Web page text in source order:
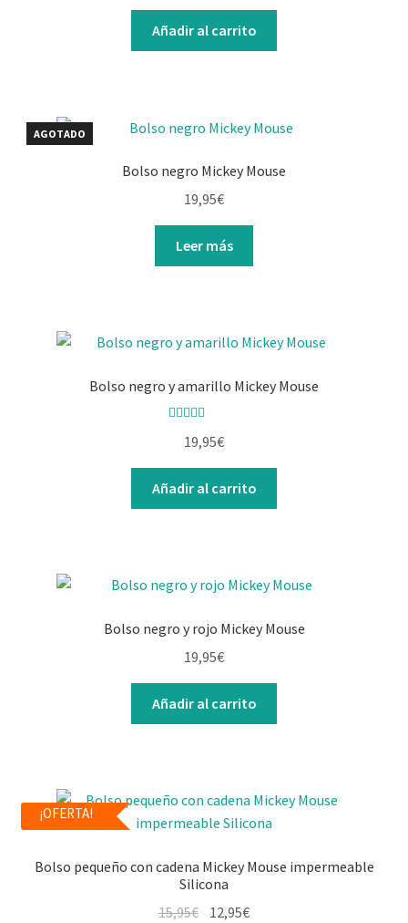
Añadir al carrito
AGOTADO
Bolso negro Mickey Mouse
19,95€
Leer más
Bolso negro y amarillo Mickey Mouse
5.00
19,95€
Añadir al carrito
Bolso negro y rojo Mickey Mouse
19,95€
Añadir al carrito
¡OFERTA!
Bolso pequeño con cadena Mickey Mouse impermeable
Silicona
15,95€ 12,95€